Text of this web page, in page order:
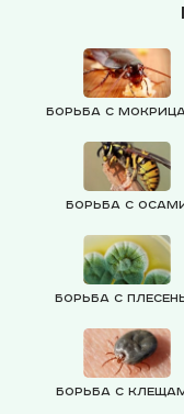
Борьба с
Борьба с
Борьба с
Борьба с